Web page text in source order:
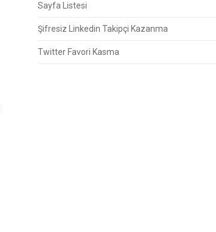
Sayfa Listesi
Şifresiz Linkedin Takipçi Kazanma
Twitter Favori Kasma